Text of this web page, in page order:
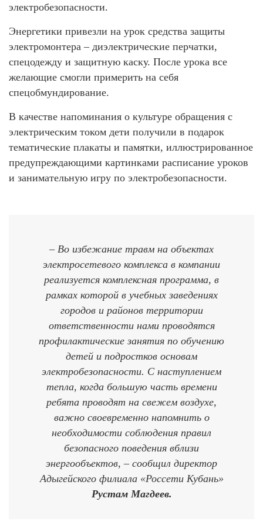
электробезопасности.
Энергетики привезли на урок средства защиты
электромонтера – диэлектрические перчатки,
спецодежду и защитную каску. После урока все
желающие смогли примерить на себя
спецобмундирование.
В качестве напоминания о культуре обращения с
электрическим током дети получили в подарок
тематические плакаты и памятки, иллюстрированное
предупреждающими картинками расписание уроков
и занимательную игру по электробезопасности.
– Во избежание травм на объектах
электросетевого комплекса в компании
реализуется комплексная программа, в
рамках которой в учебных заведениях
городов и районов территории
ответственности нами проводятся
профилактические занятия по обучению
детей и подростков основам
электробезопасности. С наступлением
тепла, когда большую часть времени
ребята проводят на свежем воздухе,
важно своевременно напомнить о
необходимости соблюдения правил
безопасного поведения вблизи
энергообъектов, – сообщил директор
Адыгейского филиала «Россети Кубань»
Рустам Магдеев.